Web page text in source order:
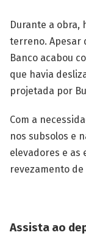
Durante a obra,
terreno. Apesar
Banco acabou
que havia
projetada por
Com a
nos subsolos e
elevadores e as
revezamento
Assista ao